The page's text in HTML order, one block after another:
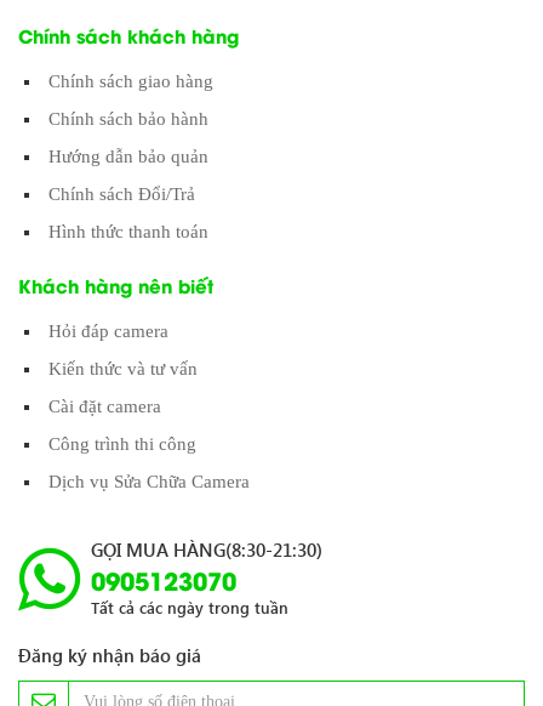
Chính sách khách hàng
Chính sách giao hàng
Chính sách bảo hành
Hướng dẫn bảo quản
Chính sách Đổi/Trả
Hình thức thanh toán
Khách hàng nên biết
Hỏi đáp camera
Kiến thức và tư vấn
Cài đặt camera
Công trình thi công
Dịch vụ Sửa Chữa Camera
GỌI MUA HÀNG(8:30-21:30)
0905123070
Tất cả các ngày trong tuần
Đăng ký nhận báo giá